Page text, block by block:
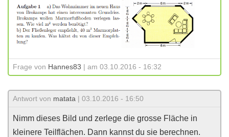
Frage von Hannes83 | am 03.10.2016 - 16:32
Antwort von matata | 03.10.2016 - 16:50
Nimm dieses Bild und zerlege die grosse Fläche in
kleinere Teilflächen. Dann kannst du sie berechnen.